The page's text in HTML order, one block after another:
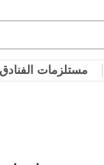
مستلزمات الفنادق